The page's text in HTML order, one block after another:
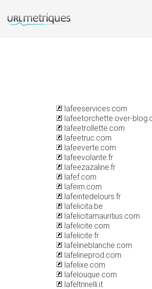
lafeeservices.com
lafeetorchette.over-
lafeetrollette.com
lafeetruc.com
lafeeverte.com
lafeevolante.fr
lafeezazaline.fr
lafef.com
lafeim.com
lafeintedelours.fr
lafelicita.be
lafelicitamauritius.com
lafelicite.com
lafelicite.fr
lafelineblanche.com
lafelineprod.com
lafelixe.com
lafelouque.com
lafeltrinelli.it